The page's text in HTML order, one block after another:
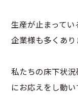
生産が止まって
企業様も多くあり
私たちの床下状
にお応えをし動